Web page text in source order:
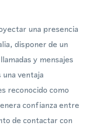
una presencia
disponer de un
y mensajes
ventaja
reconocido como
confianza entre
de contactar con